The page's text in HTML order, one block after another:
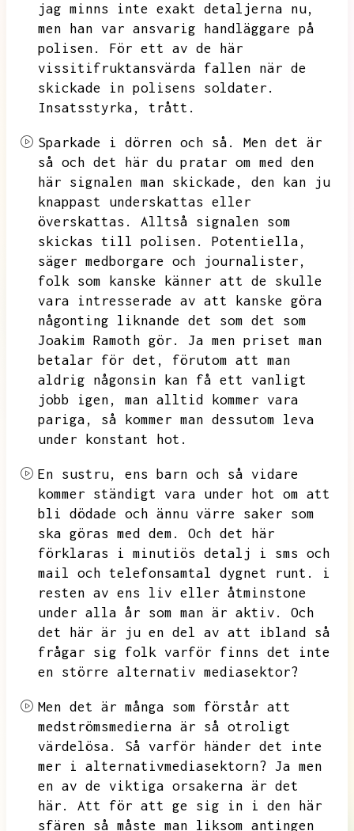
jag minns inte exakt detaljerna nu,
men han var ansvarig handläggare på
polisen.
För ett av de här
vissitifruktansvärda fallen när de
skickade in polisens soldater.
Insatsstyrka,
trått.
Sparkade i dörren och så.
Men det är
så och det här du pratar om med den
här signalen man skickade,
den kan ju
knappast underskattas eller
överskattas.
Alltså signalen som
skickas till polisen.
Potentiella,
säger medborgare och journalister,
folk som kanske känner att de skulle
vara intresserade av att kanske göra
någonting liknande det som det som
Joakim Ramoth gör.
Ja men priset man
betalar för det,
förutom att man
aldrig någonsin kan få ett vanligt
jobb igen,
man alltid kommer vara
pariga,
så kommer man dessutom leva
under konstant hot.
En sustru,
ens barn och så vidare
kommer ständigt vara under hot om att
bli dödade och ännu värre saker som
ska göras med dem.
Och det här
förklaras i minutiös detalj i sms och
mail och telefonsamtal dygnet runt.
i
resten av ens liv eller åtminstone
under alla år som man är aktiv.
Och
det här är ju en del av att ibland så
frågar sig folk varför finns det inte
en större alternativ mediasektor?
Men det är många som förstår att
medströmsmedierna är så otroligt
värdelösa.
Så varför händer det inte
mer i alternativmediasektorn? Ja men
en av de viktiga orsakerna är det
här.
Att för att ge sig in i den här
sfären så måste man liksom antingen